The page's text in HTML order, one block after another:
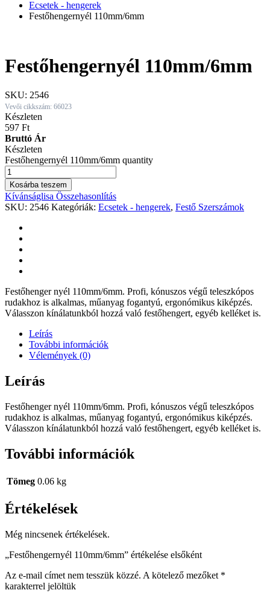
Ecsetek - hengerek
Festőhengernyél 110mm/6mm
Festőhengernyél 110mm/6mm
SKU: 2546
Vevői cikkszám: 66023
Készleten
597 Ft
Bruttó Ár
Készleten
Festőhengernyél 110mm/6mm quantity
Kosárba teszem
Kívánságlisa Összehasonlítás
SKU: 2546 Kategóriák: Ecsetek - hengerek, Festő Szerszámok
Festőhenger nyél 110mm/6mm. Profi, kónuszos végű teleszkópos
rudakhoz is alkalmas, műanyag fogantyú, ergonómikus kiképzés.
Válasszon kínálatunkból hozzá való festőhengert, egyéb kelléket is.
Leírás
További információk
Vélemények (0)
Leírás
Festőhenger nyél 110mm/6mm. Profi, kónuszos végű teleszkópos
rudakhoz is alkalmas, műanyag fogantyú, ergonómikus kiképzés.
Válasszon kínálatunkból hozzá való festőhengert, egyéb kelléket is.
További információk
Tömeg 0.06 kg
Értékelések
Még nincsenek értékelések.
„Festőhengernyél 110mm/6mm” értékelése elsőként
Az e-mail címet nem tesszük közzé. A kötelező mezőket *
karakterrel jelöltük